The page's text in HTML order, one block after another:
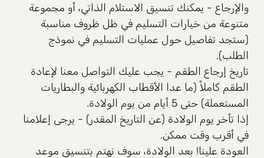
والإرجاع - يمكنك تنسيق الاستلام الذاتي، أو مجموعة
متنوعة من خيارات التسليم في ظل ظروف مناسبة
(ستجد تفاصيل حول عمليات التسليم في نموذج
الطلب).
تاريخ إرجاع الطقم - يجب عليك التواصل معنا لإعادة
الطقم كاملاً (ما عدا الأقطاب الكهربائية والبطاريات
المستعملة) حتى 5 أيام من يوم الولادة.
إذا تأخر يوم الولادة (عن التاريخ المقدر) - يرجى إعلامنا
في أقرب وقت ممكن.
العودة علينا! بعد الولادة، سوف نهتم بتنسيق موعد